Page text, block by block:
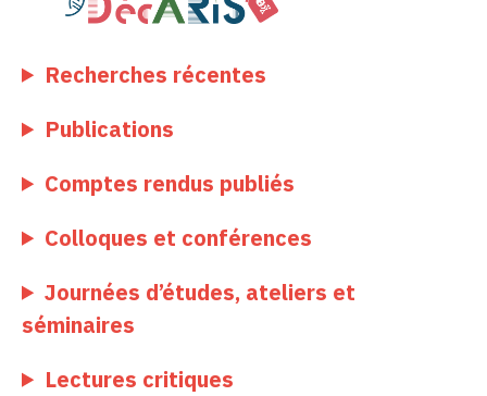
Recherches récentes
Publications
Comptes rendus publiés
Colloques et conférences
Journées d’études, ateliers et
séminaires
Lectures critiques